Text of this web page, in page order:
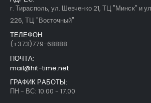
г. Тирасполь, ул. Шевченко 21, ТЦ "Минск" и
226, ТЦ "Восточный"
ТЕЛЕФОН:
(+373)779-68888
ПОЧТА:
mail@hit-time.net
ГРАФИК РАБОТЫ:
ПН - ВС: 10.00 - 17.00